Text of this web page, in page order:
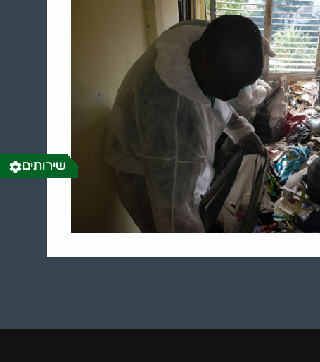
שירותים